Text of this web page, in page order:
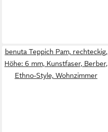
benuta Teppich Pam, rechteckig,
Höhe: 6 mm, Kunstfaser, Berber,
Ethno-Style, Wohnzimmer